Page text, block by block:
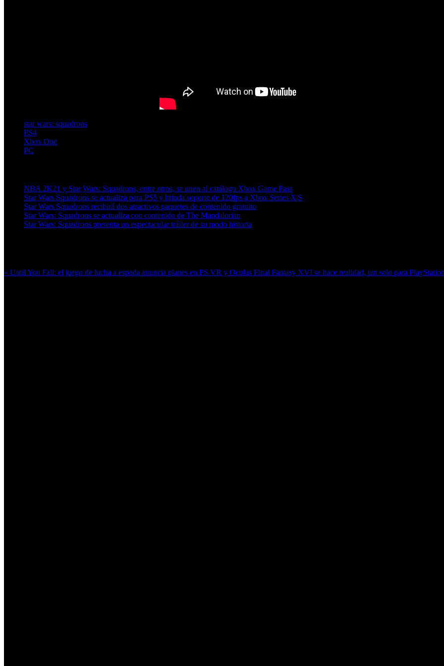
star wars: squadrons
PS4
Xbox One
PC
NBA 2K21 y Star Wars: Squadrons, entre otros, se unen al catálogo Xbox Game Pass
Star Wars Squadrons se actualiza para PS5 y brinda soporte de 120fps a Xbox Series X|S
Star Wars Squadrons recibirá dos atractivos paquetes de contenido gratuito
Star Wars: Squadrons se actualiza con contenido de The Mandalorian
Star Wars: Squadrons presenta un espectacular tráiler de su modo historia
« Until You Fall: el juego de lucha a espada anuncia planes en PS VR y Oculus Final Fantasy XVI se hace realidad, tan solo para